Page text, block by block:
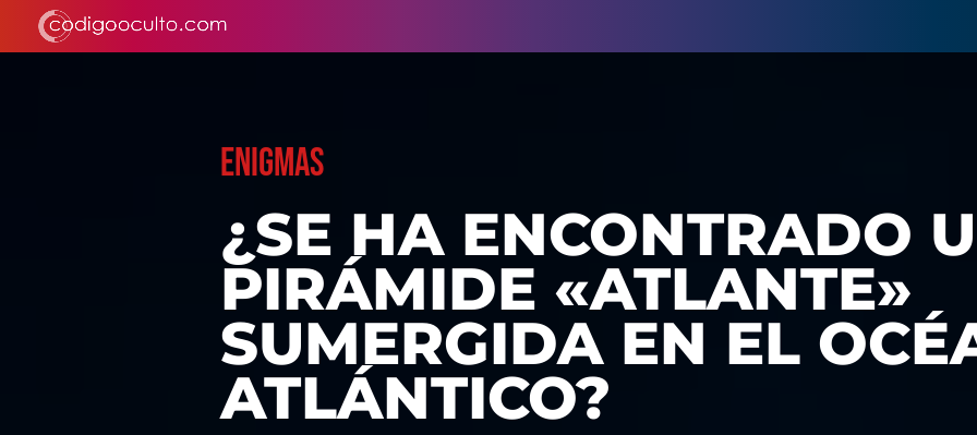
ENIGMAS
¿SE HA ENCONTRADO
PIRÁMIDE «ATLANTE»
SUMERGIDA EN EL
ATLÁNTICO?